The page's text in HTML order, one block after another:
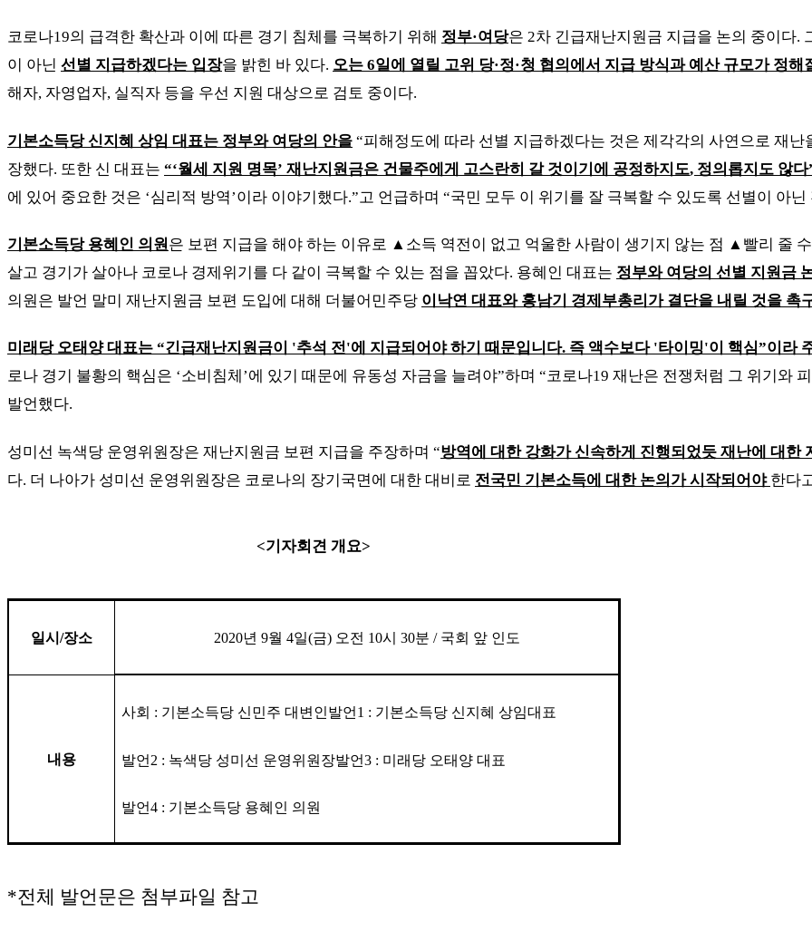
코로나19의 급격한 확산과 이에 따른 경기 침체를 극복하기 위해 정부·여당은 2차 긴급재난지원금 지급을 논의 중이다.
이 아닌 선별 지급하겠다는 입장을 밝힌 바 있다. 오는 6일에 열릴 고위 당·정·청 협의에서 지급 방식과 예산 규모가 정해
해자, 자영업자, 실직자 등을 우선 지원 대상으로 검토 중이다.
기본소득당 신지혜 상임 대표는 정부와 여당의 안을 “피해정도에 따라 선별 지급하겠다는 것은 제각각의 사연으로 재
장했다. 또한 신 대표는 “‘월세 지원 명목’ 재난지원금은 건물주에게 고스란히 갈 것이기에 공정하지도, 정의롭지도 않다
에 있어 중요한 것은 ‘심리적 방역’이라 이야기했다.”고 언급하며 “국민 모두 이 위기를 잘 극복할 수 있도록 선별이 아
기본소득당 용혜인 의원은 보편 지급을 해야 하는 이유로 ▲ 소득 역전이 없고 억울한 사람이 생기지 않는 점 ▲ 빨리 줄
살고 경기가 살아나 코로나 경제위기를 다 같이 극복할 수 있는 점을 꼽았다. 용혜인 대표는 정부와 여당의 선별 지원금
의원은 발언 말미 재난지원금 보편 도입에 대해 더불어민주당 이낙연 대표와 홍남기 경제부총리가 결단을 내릴 것을 촉
미래당 오태양 대표는 “긴급재난지원금이 '추석 전'에 지급되어야 하기 때문입니다. 즉 액수보다 '타이밍'이 핵심”이라
로나 경기 불황의 핵심은 ‘소비침체 ’에 있기 때문에 유동성 자금을 늘려야”하며 “코로나19 재난은 전쟁처럼 그 위기와
발언했다.
성미선 녹색당 운영위원장은 재난지원금 보편 지급을 주장하며 “방역에 대한 강화가 신속하게 진행되었듯 재난에 대한
다. 더 나아가 성미선 운영위원장은 코로나의 장기국면에 대한 대비로 전국민 기본소득에 대한 논의가 시작되어야 한다
<기자회견 개요>
일시 /장소 2020년 9월 4일(금) 오전 10시 30분 / 국회 앞 인도
내용
사회 : 기본소득당 신민주 대변인발언 1 : 기본소득당 신지혜 상임대표
발언 2 : 녹색당 성미선 운영위원장발언3 : 미래당 오태양 대표
발언4 : 기본소득당 용혜인 의원
*전체 발언문은 첨부파일 참고